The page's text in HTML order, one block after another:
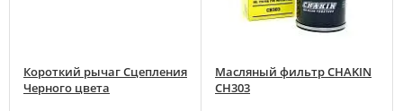
Короткий рычаг Сцепления
Черного цвета
Масляный фильтр CHAKIN
CH303